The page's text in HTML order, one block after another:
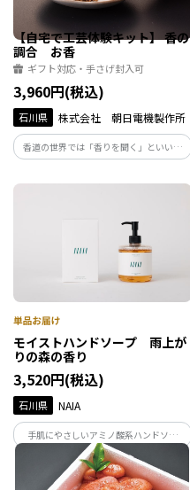
【自宅で工芸体験キット】 香の
調合 お香
ギフト対応・手さげ封入可
3,960円(税込)
石川県 株式会社 朝日電機製作所
香道の世界では「香りを聞く」といいま
す。5種の香材を好みの配合で調合。香袋
モイストハンドソープ 雨上が
りの森の香り
3,520円(税込)
石川県 NAIA
手肌にやさしいアミノ酸系ハンドソー
プ。能登ヒバ・ヒノキ・フランキンセン
スベースの清々しい雨上がりの森の香
り。発酵成分が、うるおいを守りながら